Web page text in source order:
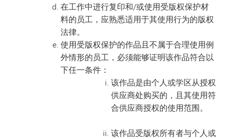
在工作中进行复印和/或使用受版权保护材
料的员工，应熟悉适用于其使用行为的版权
法律。
使用受版权保护的作品且不属于合理使用例
外情形的员工，必须能够证明该作品符合以
下任一条件：
该作品是由个人或学区从授权
供应商处购买的，且其使用符
合供应商授权的使用范围。
该作品受版权所有者与个人或